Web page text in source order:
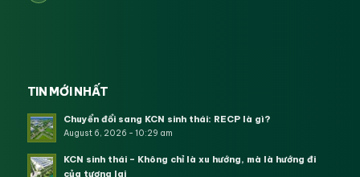
TIN MỚI NHẤT
Chuyển đổi sang KCN sinh thái: RECP là gì?
August 6, 2026 - 10:29 am
KCN sinh thái – Không chỉ là xu hướng, mà là hướng đi
của tương lai